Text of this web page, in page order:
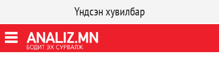
Үндсэн хувилбар